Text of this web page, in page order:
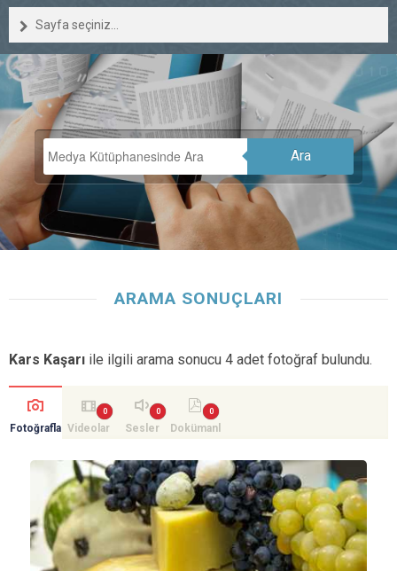
Sayfa seçiniz...
Ara
ARAMA SONUÇLARI
Kars Kaşarı ile ilgili arama sonucu 4 adet fotoğraf bulundu.
Fotoğrafla Videolar Sesler
Dokümanl